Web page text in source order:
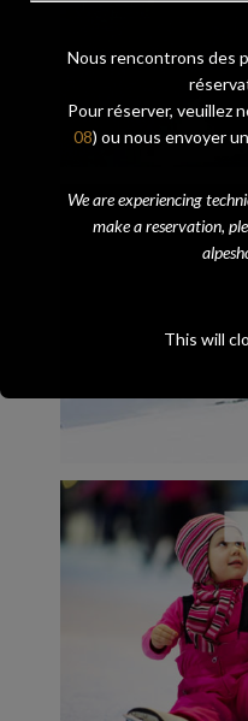
Nous rencontrons des
Pour réserver, veuillez
08) ou nous envoyer
We are experiencing
make a reservation,
This will